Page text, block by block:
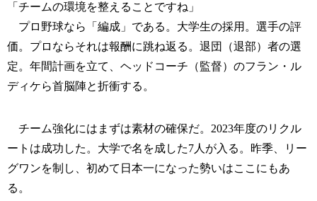
「チームの環境を整えることですね」
プロ野球なら「編成」である。大学生の採用。選手の評
価。プロならそれは報酬に跳ね返る。退団（退部）者の選
定。年間計画を立て、ヘッドコーチ（監督）のフラン・ル
ディケら首脳陣と折衝する。
チーム強化にはまずは素材の確保だ。2023年度のリクル
ートは成功した。大学で名を成した7人が入る。昨季、リー
グワンを制し、初めて日本一になった勢いはここにもあ
る。